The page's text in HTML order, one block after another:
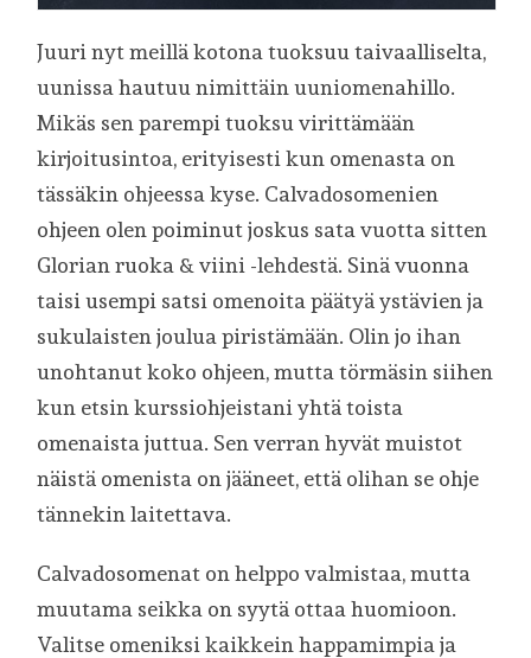
Juuri nyt meillä kotona tuoksuu taivaalliselta,
uunissa hautuu nimittäin uuniomenahillo.
Mikäs sen parempi tuoksu virittämään
kirjoitusintoa, erityisesti kun omenasta on
tässäkin ohjeessa kyse. Calvadosomenien
ohjeen olen poiminut joskus sata vuotta sitten
Glorian ruoka & viini -lehdestä. Sinä vuonna
taisi usempi satsi omenoita päätyä ystävien ja
sukulaisten joulua piristämään. Olin jo ihan
unohtanut koko ohjeen, mutta törmäsin siihen
kun etsin kurssiohjeistani yhtä toista
omenaista juttua. Sen verran hyvät muistot
näistä omenista on jääneet, että olihan se ohje
tännekin laitettava.
Calvadosomenat on helppo valmistaa, mutta
muutama seikka on syytä ottaa huomioon.
Valitse omeniksi kaikkein happamimpia ja